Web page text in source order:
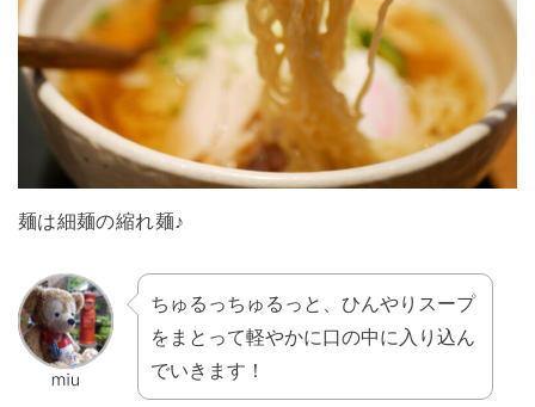
麺は細麺の縮れ麺♪
ちゅるっちゅるっと、ひんやりスープ
をまとって軽やかに口の中に入り込ん
でいきます！